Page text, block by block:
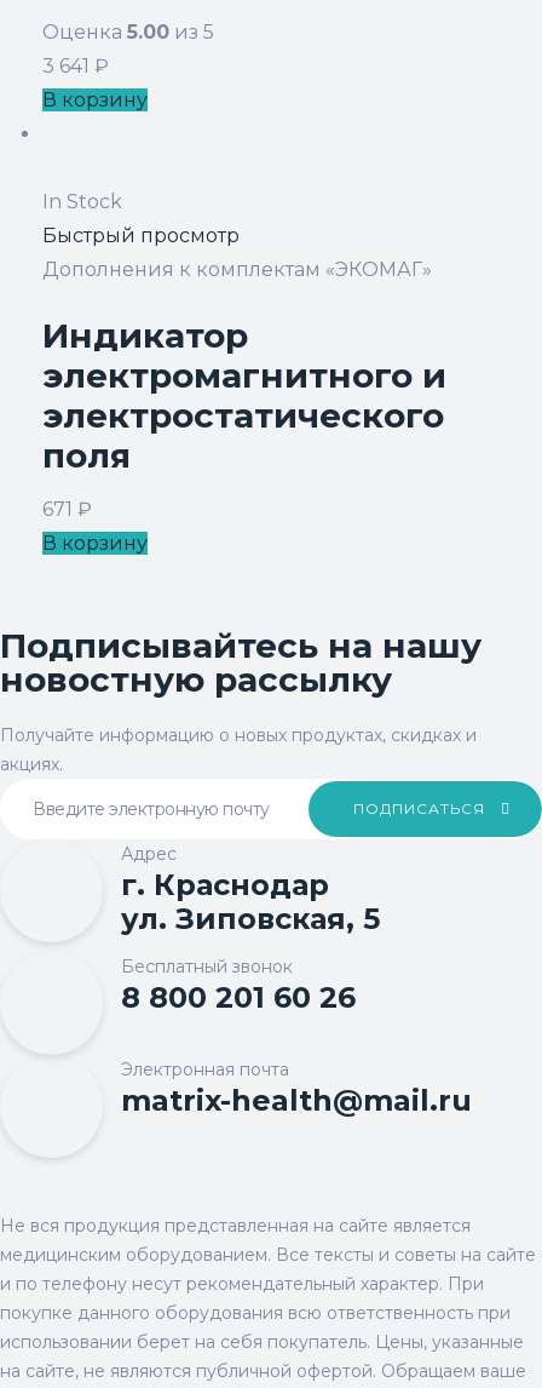
Оценка 5.00 из 5
3 641 ₽
В корзину
In Stock
Быстрый просмотр
Дополнения к комплектам «ЭКОМАГ»
Индикатор
электромагнитного и
электростатического
поля
671 ₽
В корзину
Подписывайтесь на нашу
новостную рассылку
Получайте информацию о новых продуктах, скидках и
акциях.
ПОДПИСАТЬСЯ
Адрес
г. Краснодар
ул. Зиповская, 5
Бесплатный звонок
8 800 201 60 26
Электронная почта
matrix-health@mail.ru
Не вся продукция представленная на сайте является
медицинским оборудованием. Все тексты и советы на сайте
и по телефону несут рекомендательный характер. При
покупке данного оборудования всю ответственность при
использовании берет на себя покупатель. Цены, указанные
на сайте, не являются публичной офертой. Обращаем ваше